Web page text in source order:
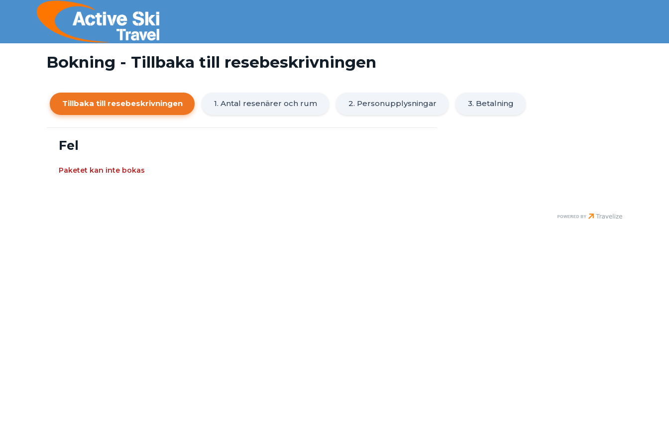
Bokning - Tillbaka till resebeskrivningen
Tillbaka till resebeskrivningen 1. Antal resenärer och rum 2. Personupplysningar 3. Betalning
Fel
Paketet kan inte bokas